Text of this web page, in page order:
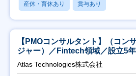
産休・育休あり 賞与あり
【PMOコンサルタント】（コン
ジャー）／Fintech領域／設立5
Atlas Technologies株式会社